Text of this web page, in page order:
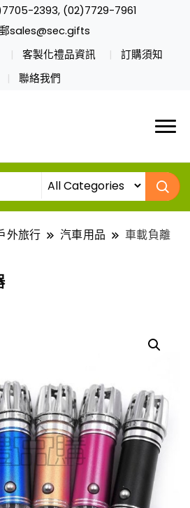
2393, (02)7729-7961
sales@sec.gifts
客製化禮品資訊
訂購須知
聯絡我們
外旅行 汽車用品
車載負離